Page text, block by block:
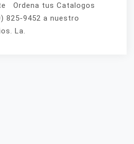
Ordena tus Catalogos
825-9452 a nuestro
La.